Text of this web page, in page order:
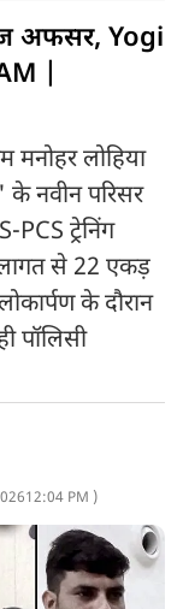
अफसर, Yogi
|
मनोहर लोहिया
के नवीन परिसर
PCS ट्रेनिंग
से 22 एकड़
के दौरान
पॉलिसी
12:04 PM )